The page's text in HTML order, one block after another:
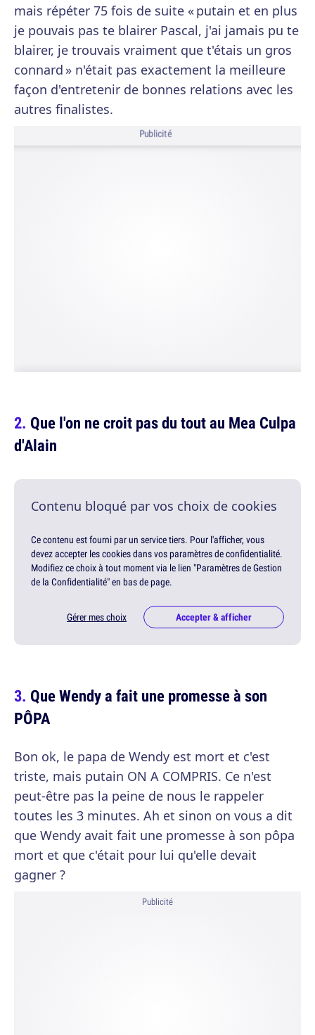
mais répéter 75 fois de suite « putain et en plus
je pouvais pas te blairer Pascal, j'ai jamais pu te
blairer, je trouvais vraiment que t'étais un gros
connard » n'était pas exactement la meilleure
façon d'entretenir de bonnes relations avec les
autres finalistes.
Publicité
Que l'on ne croit pas du tout au Mea Culpa
d'Alain
Contenu bloqué par vos choix de cookies
Ce contenu est fourni par un service tiers. Pour l'afficher, vous
devez accepter les cookies dans vos paramètres de confidentialité.
Modifiez ce choix à tout moment via le lien "Paramètres de Gestion
de la Confidentialité" en bas de page.
Gérer mes choix Accepter & afficher
Que Wendy a fait une promesse à son
PÔPA
Bon ok, le papa de Wendy est mort et c'est
triste, mais putain ON A COMPRIS. Ce n'est
peut-être pas la peine de nous le rappeler
toutes les 3 minutes. Ah et sinon on vous a dit
que Wendy avait fait une promesse à son pôpa
mort et que c'était pour lui qu'elle devait
gagner ?
Publicité